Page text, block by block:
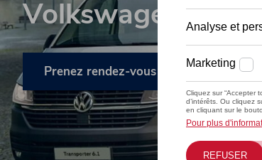
Volkswagen
Prenez rendez-vous